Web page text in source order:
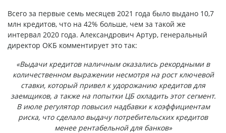
Всего за первые семь месяцев 2021 года было выдано 10,7
млн кредитов, что на 42% больше, чем за такой же
интервал 2020 года. Александрович Артур, генеральный
директор ОКБ комментирует это так:
«Выдачи кредитов наличным оказались рекордными в
количественном выражении несмотря на рост ключевой
ставки, который привел к удорожанию кредитов для
заемщиков, а также на попытки ЦБ охладить этот сегмент.
В июле регулятор повысил надбавки к коэффициентам
риска, что сделало выдачу потребительских кредитов
менее рентабельной для банков»